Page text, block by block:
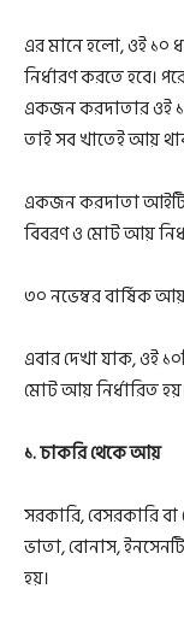
এর মানে হলো, ওই ১০
নির্ধারণ করতে হবে।
একজন করদাতার ওই
তাই সব খাতেই আয়
একজন করদাতা আইটি
বিবরণ ও মোট আয়
৩০ নভেম্বর বার্ষিক
এবার দেখা যাক, ওই
মোট আয় নির্ধারিত
১. চাকরি থেকে আয়
সরকারি, বেসরকারি
ভাতা, বোনাস,
হয়।